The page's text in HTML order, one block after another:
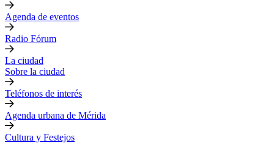
Agenda de eventos
Radio Fórum
La ciudad
Sobre la ciudad
Teléfonos de interés
Agenda urbana de Mérida
Cultura y Festejos